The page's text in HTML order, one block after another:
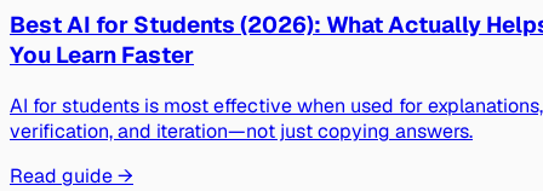
Best AI for Students (2026): What Actually
You Learn Faster
AI for students is most effective when used for explanations,
verification, and iteration—not just copying answers.
Read guide →